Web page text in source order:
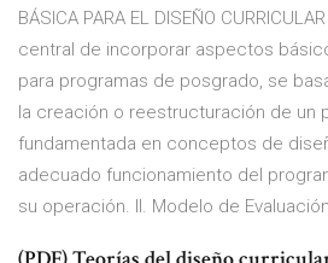
BÁSICA PARA EL DISEÑO
central de incorporar aspectos
para programas de posgrado, se
la creación o reestructuración de un
fundamentada en conceptos de
adecuado funcionamiento del
su operación. II. Modelo de